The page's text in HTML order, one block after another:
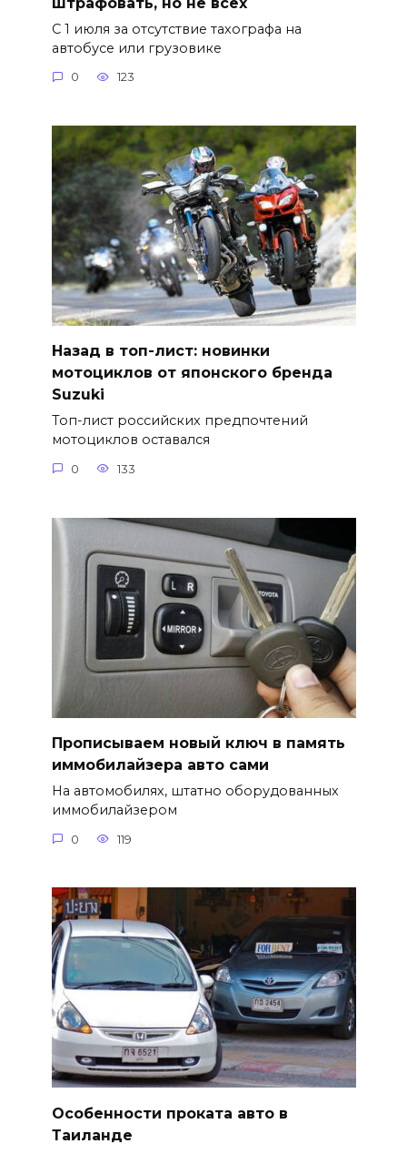
С 1 июля за отсутствие тахографа на
автобусе или грузовике
0 123
Назад в топ-лист: новинки
мотоциклов от японского бренда
Suzuki
Топ-лист российских предпочтений
мотоциклов оставался
0 133
Прописываем новый ключ в память
иммобилайзера авто сами
На автомобилях, штатно оборудованных
иммобилайзером
0 119
Особенности проката авто в
Таиланде